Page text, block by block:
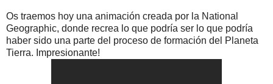
Os traemos hoy una animación creada por la National
Geographic, donde recrea lo que podría ser lo que podría
haber sido una parte del proceso de formación del Planeta
Tierra. Impresionante!